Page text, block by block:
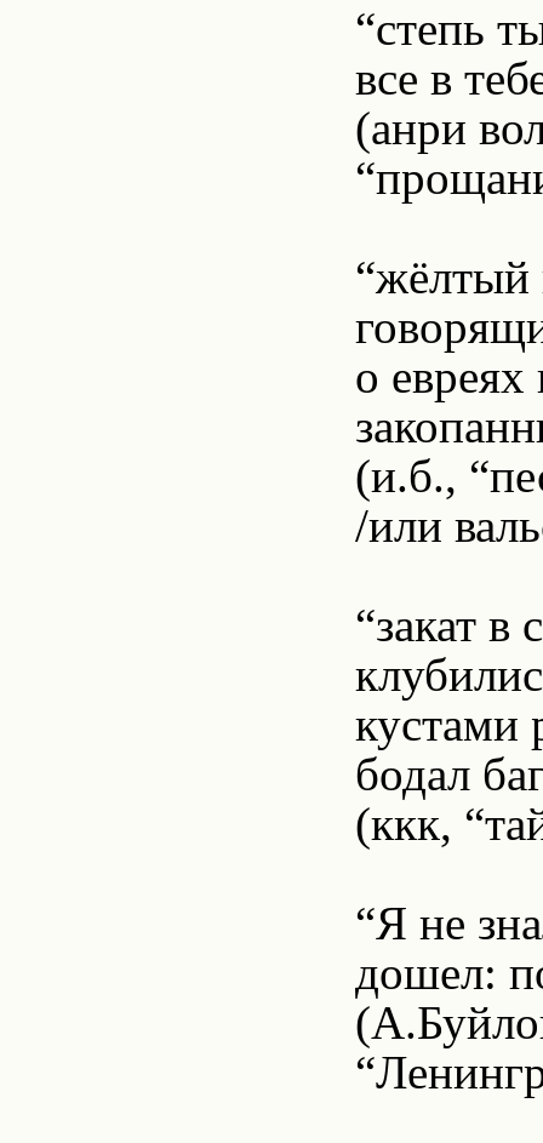
“степь
все в
(анри
“жёлтый
о евреях
(и.б.,
/или
“закат в
кустами
бодал
(ккк,
“Я не
дошел: